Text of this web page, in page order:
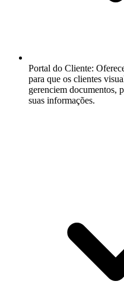
Portal do Cliente:
para que os clientes
gerenciem documentos,
suas informações.